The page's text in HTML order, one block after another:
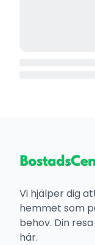
Vi hjälper dig
hemmet som
behov. Din
här.